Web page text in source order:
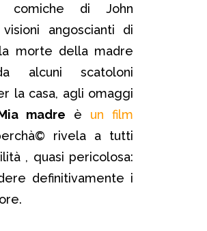
comiche di John
angoscianti di
morte della madre
alcuni scatoloni
la casa, agli omaggi
madre è un film
rivela a tutti
, quasi pericolosa:
definitivamente i